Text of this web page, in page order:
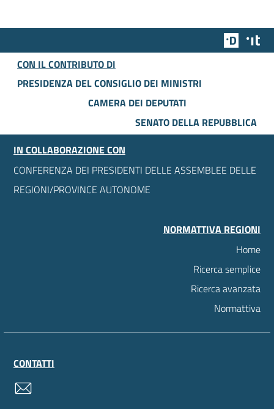
Team
CON IL CONTRIBUTO DI
PRESIDENZA DEL CONSIGLIO DEI MINISTRI
CAMERA DEI DEPUTATI
SENATO DELLA REPUBBLICA
IN COLLABORAZIONE CON
CONFERENZA DEI PRESIDENTI DELLE ASSEMBLEE DELLE
REGIONI/PROVINCE AUTONOME
NORMATTIVA REGIONI
Home
Ricerca semplice
Ricerca avanzata
Normattiva
CONTATTI